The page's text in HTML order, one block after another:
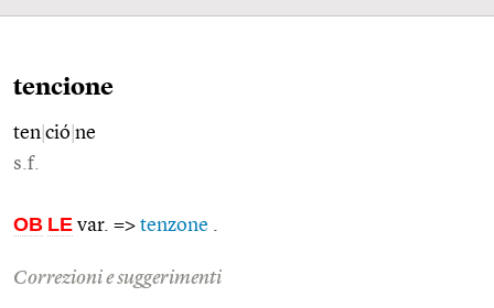
tencione
ten ció ne
s.f.
OB LE var. => tenzone
Correzioni e suggerimenti